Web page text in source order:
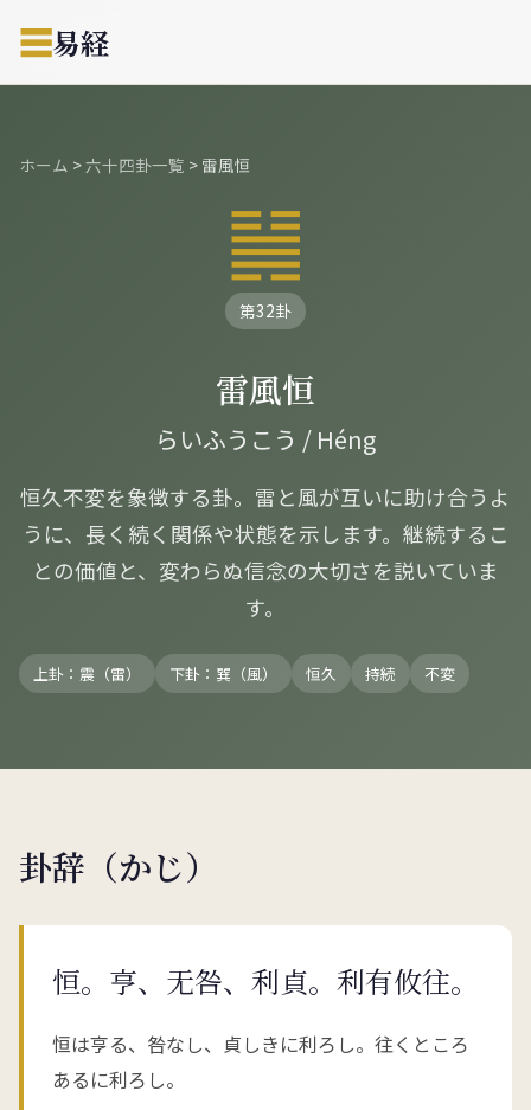
☰易経
ホーム >六十四卦一覧 > 雷風恒
䷟
第32卦
雷風恒
らいふうこう / Héng
恒久不変を象徴する卦。雷と風が互いに助け合うよ
うに、長く続く関係や状態を示します。継続するこ
との価値と、変わらぬ信念の大切さを説いていま
す。
上卦：震（雷） 下卦：巽（風） 恒久 持続 不変
卦辞（かじ）
恒。亨、无咎、利貞。利有攸往。
恒は亨る、咎なし、貞しきに利ろし。往くところ
あるに利ろし。